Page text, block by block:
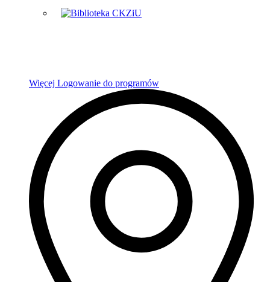
Więcej Logowanie do programów